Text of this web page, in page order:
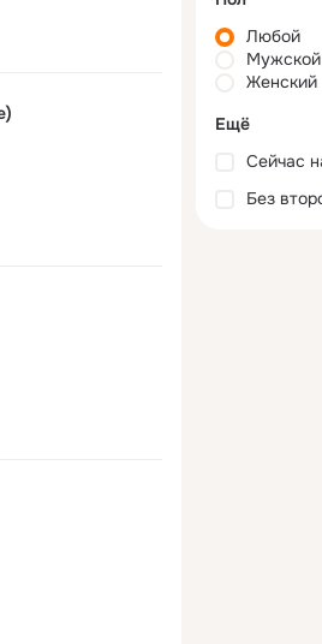
Любой
Мужской
Женский
Ещё
Сейчас
Без